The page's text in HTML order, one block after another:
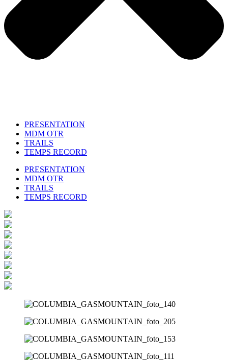
PRESENTATION
MDM OTR
TRAILS
TEMPS RECORD
PRESENTATION
MDM OTR
TRAILS
TEMPS RECORD